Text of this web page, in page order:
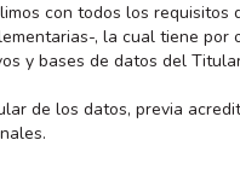
con todos los requisitos
, la cual tiene por
y bases de datos del
de los datos, previa